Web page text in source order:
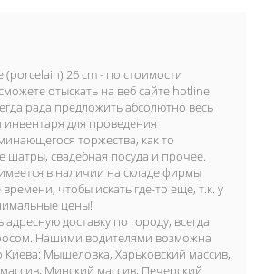
(porcelain) 26 cm - по стоимости
отыскать на веб сайте hotlinе.
рада предложить абсолютно весь
для проведения
торжества, как то
шатры, свадебная посуда и прочее.
в наличии на складе фирмы
чтобы искать где-то еще, т.к. у
цены!
доставку по городу, всегда
Нашими водителями возможна
Киева: Мышеловка, Харьковский массив,
Минский массив, Печерский